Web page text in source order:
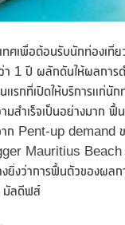
เทศเพื่อต้อนรับนักท่องเ
ว่า 1 ปี ผลักดันให้ผลกา
นแรกที่เปิดให้บริการแ
มสำเร็จเป็นอย่างมาก
ก Pent-up demand
Mauritius Beach
ยิ่งว่าการฟื้นตัวของผลก
มัลดีฟส์